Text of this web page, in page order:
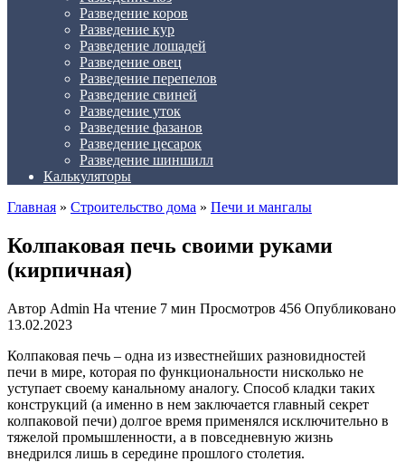
Разведение коров
Разведение кур
Разведение лошадей
Разведение овец
Разведение перепелов
Разведение свиней
Разведение уток
Разведение фазанов
Разведение цесарок
Разведение шиншилл
Калькуляторы
Главная » Строительство дома » Печи и мангалы
Колпаковая печь своими руками
(кирпичная)
Автор Admin На чтение 7 мин Просмотров 456 Опубликовано
13.02.2023
Колпаковая печь – одна из известнейших разновидностей
печи в мире, которая по функциональности нисколько не
уступает своему канальному аналогу. Способ кладки таких
конструкций (а именно в нем заключается главный секрет
колпаковой печи) долгое время применялся исключительно в
тяжелой промышленности, а в повседневную жизнь
внедрился лишь в середине прошлого столетия.